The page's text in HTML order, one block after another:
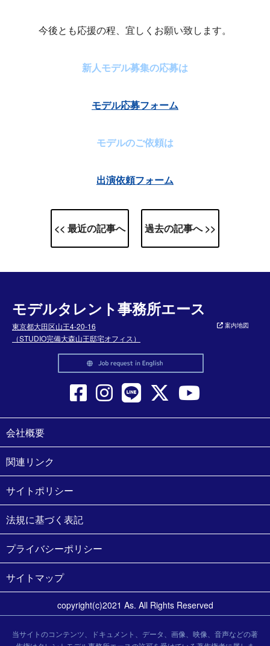
今後とも応援の程、宜しくお願い致します。
新人モデル募集の応募は
モデル応募フォーム
モデルのご依頼は
出演依頼フォーム
<< 最近の記事へ 過去の記事へ >>
モデルタレント事務所エース
東京都大田区山王4-20-16
（STUDIO完備大森山王邸宅オフィス）
案内地図
会社概要
関連リンク
サイトポリシー
法規に基づく表記
プライバシーポリシー
サイトマップ
copyright(c)2021 As. All Rights Reserved
当サイトのコンテンツ、ドキュメント、データ、画像、映像、音声などの著